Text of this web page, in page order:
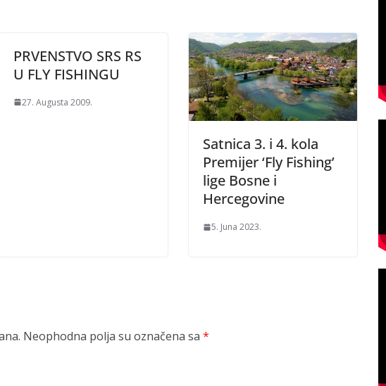
PRVENSTVO SRS RS
U FLY FISHINGU
27. Augusta 2009.
Satnica 3. i 4. kola
Premijer ‘Fly Fishing’
lige Bosne i
Hercegovine
5. Juna 2023.
Neophodna polja su označena sa *